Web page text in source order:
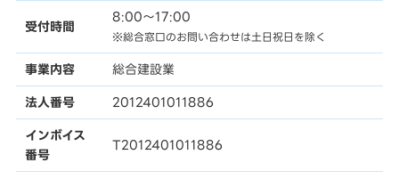
受付時間
8:00〜17:00
※総合窓口のお問い合わせは土日祝日を除く
事業内容 総合建設業
法人番号 2012401011886
インボイス
番号
T2012401011886